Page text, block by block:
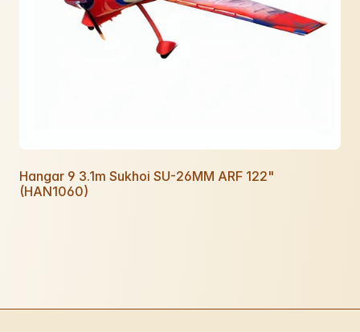
Hangar 9 3.1m Sukhoi SU-26MM ARF 122"
(HAN1060)